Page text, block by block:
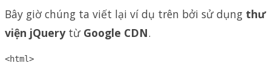
Bây giờ chúng ta viết lại ví dụ trên bởi sử dụng thư
viện jQuerytừ Google CDN.
<html>